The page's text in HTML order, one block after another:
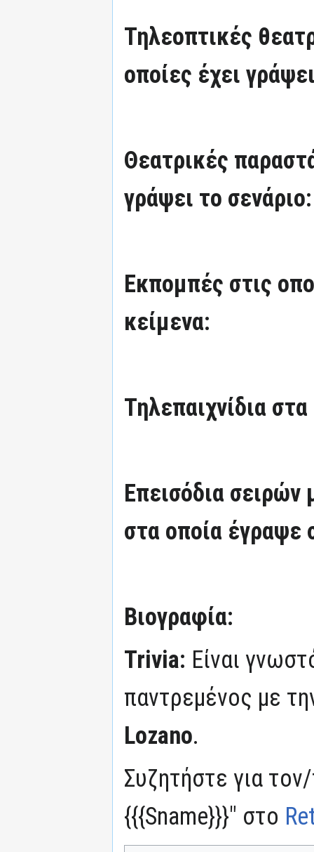
Τηλεοπτικές
οποίες έχει
Θεατρικές
γράψει το σενάριο:
Εκπομπές στις
κείμενα:
Τηλεπαιχνίδια
Επεισόδια
στα οποία έγραψε
Βιογραφία:
Trivia: Είναι
παντρεμένος με
Lozano.
Συζητήστε για
{{{Sname}}}" στο